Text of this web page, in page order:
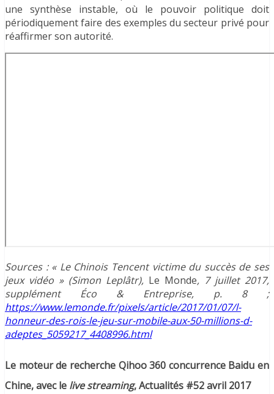
une synthèse instable, où le pouvoir politique doit
périodiquement faire des exemples du secteur privé pour
réaffirmer son autorité.
Sources : « Le Chinois Tencent victime du succès de ses
jeux vidéo » (Simon Leplâtr), Le Monde, 7 juillet 2017,
supplément Éco & Entreprise, p. 8 ;
https://www.lemonde.fr/pixels/article/2017/01/07/l-
honneur-des-rois-le-jeu-sur-mobile-aux-50-millions-d-
adeptes_5059217_4408996.html
Le moteur de recherche Qihoo 360 concurrence Baidu en
Chine, avec le live streaming, Actualités #52 avril 2017